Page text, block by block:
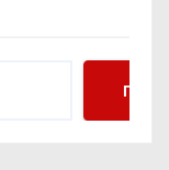
Поиск